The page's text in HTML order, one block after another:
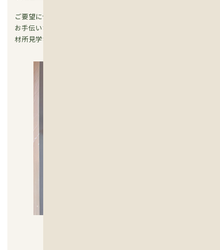
ご要望に合わせて、セルフビルドやDIY、建築現場での大工の
お手伝いなどの家づくり体験プログラム、木の伐採体験や製
材所見学などの森林体験プログラムをご用意しています。